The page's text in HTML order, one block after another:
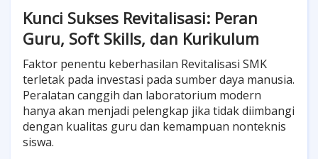
Kunci Sukses Revitalisasi: Peran
Guru, Soft Skills, dan Kurikulum
Faktor penentu keberhasilan Revitalisasi SMK
terletak pada investasi pada sumber daya manusia.
Peralatan canggih dan laboratorium modern
hanya akan menjadi pelengkap jika tidak diimbangi
dengan kualitas guru dan kemampuan nonteknis
siswa.